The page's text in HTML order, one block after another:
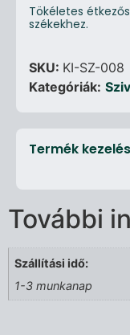
Tökéletes
székekhez.
SKU: KI-SZ-008
Kategóriák:
Termék kezelés
További
Szállítási idő:
1-3 munkanap